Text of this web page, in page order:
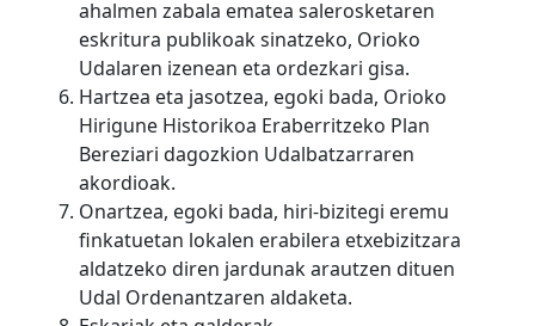
ahalmen zabala ematea salerosketaren
eskritura publikoak sinatzeko, Orioko
Udalaren izenean eta ordezkari gisa.
Hartzea eta jasotzea, egoki bada, Orioko
Hirigune Historikoa Eraberritzeko Plan
Bereziari dagozkion Udalbatzarraren
akordioak.
Onartzea, egoki bada, hiri-bizitegi eremu
finkatuetan lokalen erabilera etxebizitzara
aldatzeko diren jardunak arautzen dituen
Udal Ordenantzaren aldaketa.